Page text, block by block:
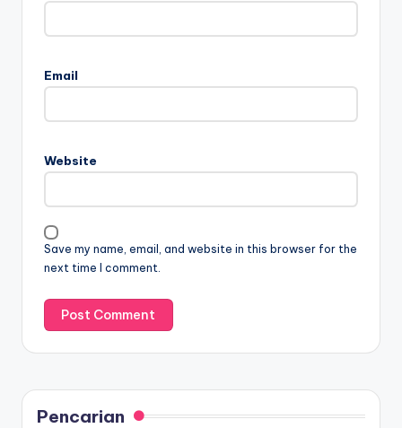
Email
Website
Save my name, email, and website in this browser for the
next time I comment.
Pencarian